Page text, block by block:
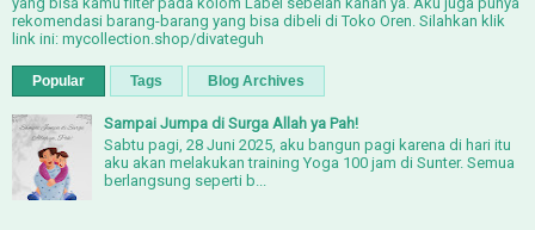
rekomendasi barang-barang yang bisa dibeli di Toko Oren. Silahkan klik
link ini: mycollection.shop/divateguh
Popular Tags Blog Archives
Sampai Jumpa di Surga Allah ya Pah!
Sabtu pagi, 28 Juni 2025, aku bangun pagi karena di hari itu
aku akan melakukan training Yoga 100 jam di Sunter. Semua
berlangsung seperti b...